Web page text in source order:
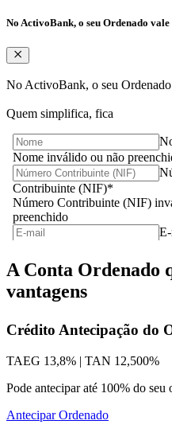
No ActivoBank, o seu Ordenado
No ActivoBank, o seu
Quem simplifica, fica
A Conta Ordenado
vantagens
Crédito Antecipação do
TAEG 13,8% | TAN 12,500%
Pode antecipar até 100% do
Antecipar Ordenado